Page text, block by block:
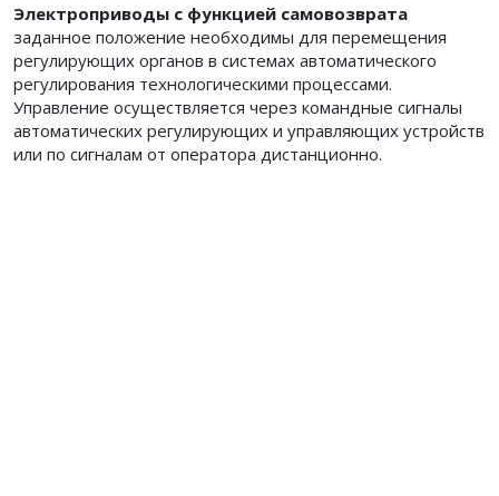
Электроприводы с функцией самовозврата
заданное положение необходимы для перемещения
регулирующих органов в системах автоматического
регулирования технологическими процессами.
Управление осуществляется через командные сигналы
автоматических регулирующих и управляющих устройств
или по сигналам от оператора дистанционно.